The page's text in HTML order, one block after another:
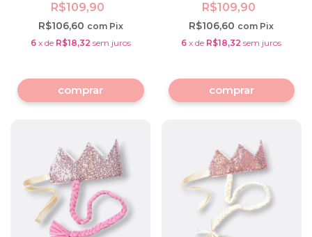
R$109,90
R$106,60 com Pix
6 x de R$18,32 sem juros
R$109,90
R$106,60 com Pix
6 xde R$18,32 sem juros